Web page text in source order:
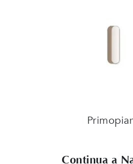
Continua a